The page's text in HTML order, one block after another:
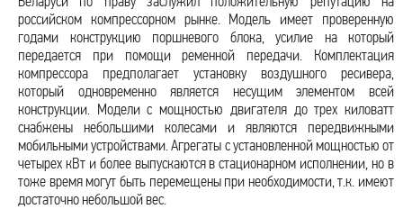
российском компрессорном рынке. Модель имеет проверенную
годами конструкцию поршневого блока, усилие на который
передается при помощи ременной передачи. Комплектация
компрессора предполагает установку воздушного ресивера,
который одновременно является несущим элементом всей
конструкции. Модели с мощностью двигателя до трех киловатт
снабжены небольшими колесами и являются передвижными
мобильными устройствами. Агрегаты с установленной мощностью от
четырех кВт и более выпускаются в стационарном исполнении, но в
тоже время могут быть перемещены при необходимости, т.к. имеют
достаточно небольшой вес.